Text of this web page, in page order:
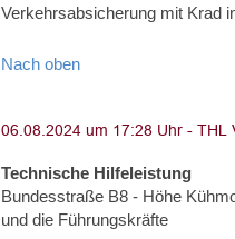
Verkehrsabsicherung mit Krad
Nach oben
Technische Hilfeleistung
Bundesstraße B8 - Höhe
und die Führungskräfte